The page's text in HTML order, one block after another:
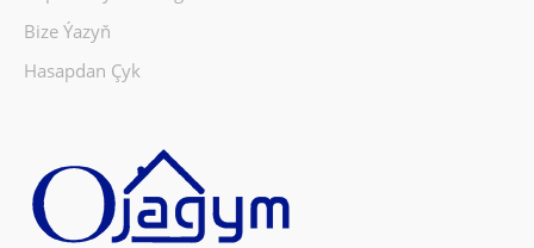
Availability
Bize Ýazyň
Hasapdan Çyk